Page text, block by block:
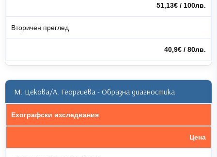
51,13€ / 100лв.
Вторичен преглед
40,9€ / 80лв.
М. Цекова/А. Георгиева - Образна диагностика
Ехографски изследвания
Цена